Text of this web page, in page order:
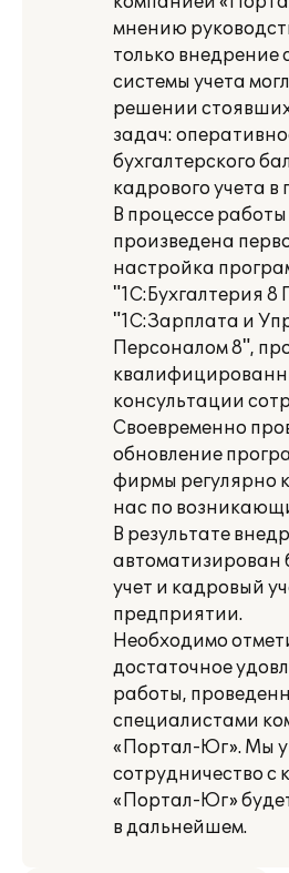
мнению
только внедрение
системы учета
решении
задач:
бухгалтерского
кадрового учета в
В процессе
произведена
настройка
"1С:Бухгалтерия
"1С:Зарплата и
Персоналом 8",
консультации
Своевременно
обновление
фирмы регулярно
нас по
В результате
автоматизирован
учет и кадровый
предприятии.
Необходимо
достаточное
работы,
специалистами
«Портал-Юг». Мы
сотрудничество с
«Портал-Юг»
в дальнейшем.